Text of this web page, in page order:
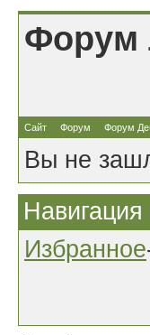
Форум
Сайт Форум Форум
Вы не
Навигация
Избранное